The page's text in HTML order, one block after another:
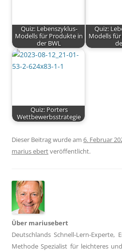
Quiz: Lebenszyklus-
Modells für Produkte in
der BWL
Quiz:
Modells
Quiz: Porters
Wettbewerbsstrategie
Dieser Beitrag wurde am 6. Februar
marius ebertveröffentlicht.
Über mariusebert
Deutschlands Schnell-Lern-Experte,
Methode Spezialist für leichteres